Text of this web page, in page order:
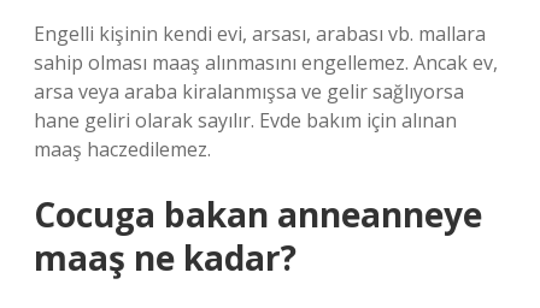
Engelli kişinin kendi evi, arsası, arabası vb. mallara
sahip olması maaş alınmasını engellemez. Ancak ev,
arsa veya araba kiralanmışsa ve gelir sağlıyorsa
hane geliri olarak sayılır. Evde bakım için alınan
maaş haczedilemez.
Cocuga bakan anneanneye
maaş ne kadar?